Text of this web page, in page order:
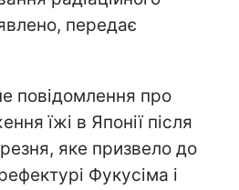
передає
повідомлення про
їжі в Японії після
яке призвело до
Фукусіма і